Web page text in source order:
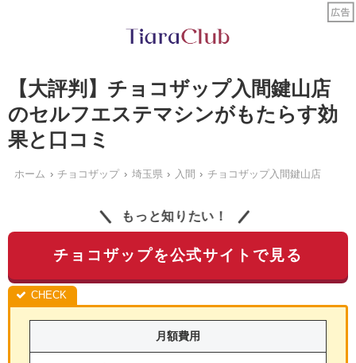
【大評判】チョコザップ入間鍵山店
のセルフエステマシンがもたらす効
果と口コミ
ホーム チョコザップ 埼玉県 入間 チョコザップ入間鍵山店
もっと知りたい！
チョコザップを公式サイトで見る
月額費用